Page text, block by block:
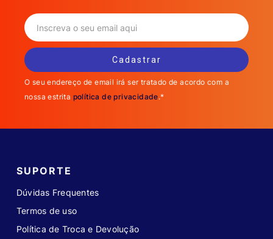
O seu endereço de email irá ser tratado de acordo com a
nossa estrita política de privacidade.*
SUPORTE
Dúvidas Frequentes
Termos de uso
Política de Troca e Devolução